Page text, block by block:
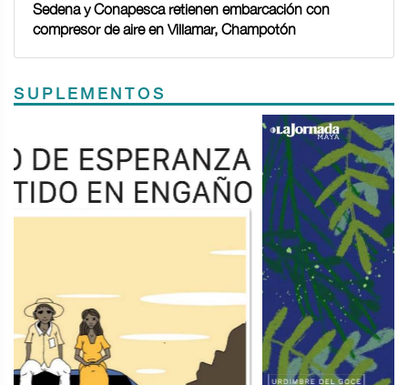
Sedena y Conapesca retienen embarcación con
compresor de aire en Villamar, Champotón
SUPLEMENTOS